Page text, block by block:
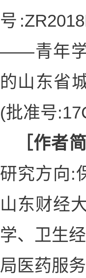
号
——青年学
的山东省
(批准号
［作者
研究方向:
山东财经
学、卫生
局医药服